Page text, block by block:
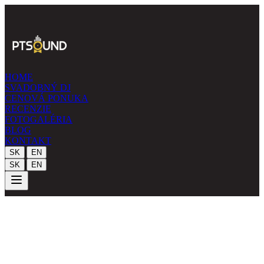
HOME
SVADOBNÝ DJ
CENOVÁ PONUKA
RECENZIE
FOTOGALÉRIA
BLOG
KONTAKT
SK |
EN
SK | EN